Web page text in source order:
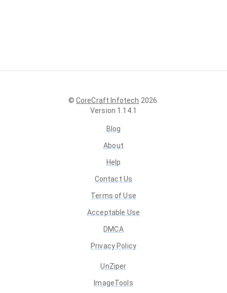
© CoreCraft Infotech 2026.
Version 1.14.1
Blog
About
Help
Contact Us
Terms of Use
Acceptable Use
DMCA
Privacy Policy
UnZiper
ImageTools